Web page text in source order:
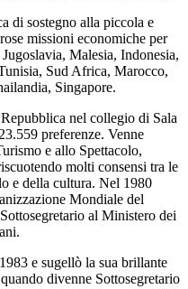
di sostegno alla piccola e
missioni economiche per
Malesia, Indonesia,
Sud Africa, Marocco,
Singapore.
nel collegio di Sala
preferenze. Venne
e allo Spettacolo,
molti consensi tra le
e della cultura. Nel 1980
Mondiale del
al Ministero dei
e sugellò la sua brillante
divenne Sottosegretario